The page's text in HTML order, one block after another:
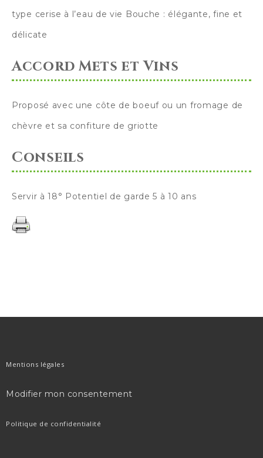
type cerise à l’eau de vie Bouche : élégante, fine et
délicate
Accord Mets et Vins
Proposé avec une côte de boeuf ou un fromage de
chèvre et sa confiture de griotte
Conseils
Servir à 18° Potentiel de garde 5 à 10 ans
Mentions légales
Modifier mon consentement
Politique de confidentialité